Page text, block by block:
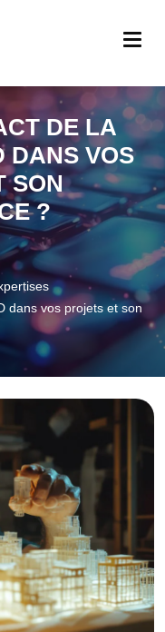
DE LA
DANS VOS
SON
?
dans vos projets et son